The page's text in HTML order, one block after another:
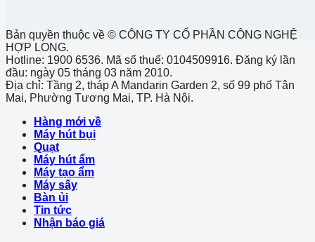
Bản quyền thuộc về © CÔNG TY CỔ PHẦN CÔNG NGHỆ
HỢP LONG.
Hotline: 1900 6536. Mã số thuế: 0104509916. Đăng ký lần
đầu: ngày 05 tháng 03 năm 2010.
Địa chỉ: Tầng 2, tháp A Mandarin Garden 2, số 99 phố Tân
Mai, Phường Tương Mai, TP. Hà Nội.
Hàng mới về
Máy hút bụi
Quạt
Máy hút ẩm
Máy tạo ẩm
Máy sấy
Bàn ủi
Tin tức
Nhận báo giá